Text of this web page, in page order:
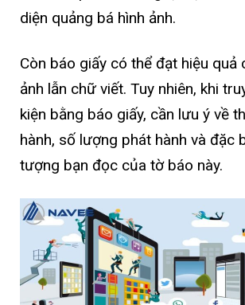
diện quảng bá hình ảnh.
Còn báo giấy có thể đạt hiệu quả
ảnh lẫn chữ viết. Tuy nhiên, khi
kiện bằng báo giấy, cần lưu ý về
hành, số lượng phát hành và đặc
tượng bạn đọc của tờ báo này.